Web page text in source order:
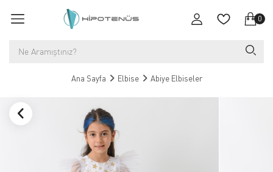
0
Ana Sayfa Elbise Abiye Elbiseler